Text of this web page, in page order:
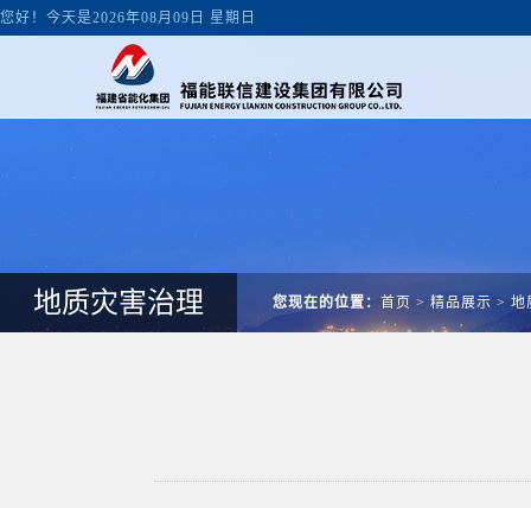
您好！今天是2026年08月09日 星期日
地质灾害治理 您现在的位置： 首页 > 精品展示 > 地